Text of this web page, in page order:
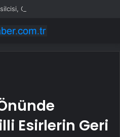
Esirlerin Geri